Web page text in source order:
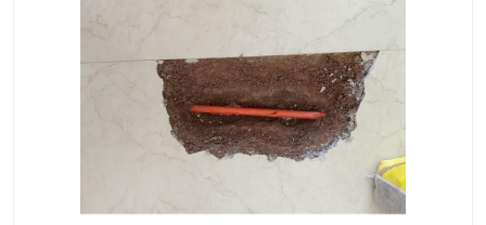
排水管道漏水
自来水管漏水 管道疏通